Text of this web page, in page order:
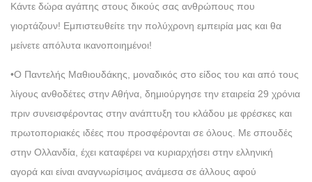
Κάντε δώρα αγάπης στους δικούς σας ανθρώπους που
γιορτάζουν! Εμπιστευθείτε την πολύχρονη εμπειρία μας και θα
μείνετε απόλυτα ικανοποιημένοι!
•Ο Παντελής Μαθιουδάκης, μοναδικός στο είδος του και από τους
λίγους ανθοδέτες στην Αθήνα, δημιούργησε την εταιρεία 29 χρόνια
πριν συνεισφέροντας στην ανάπτυξη του κλάδου με φρέσκες και
πρωτοποριακές ιδέες που προσφέρονται σε όλους. Με σπουδές
στην Ολλανδία, έχει καταφέρει να κυριαρχήσει στην ελληνική
αγορά και είναι αναγνωρίσιμος ανάμεσα σε άλλους αφού